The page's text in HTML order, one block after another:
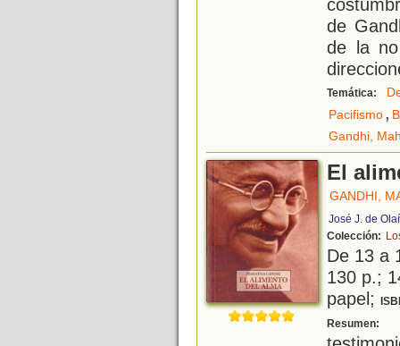
de
de la no
Temática:
Pacifismo,
Gandhi,
El
GANDHI,
José J. de
Colección:
De 13 a
130 p.;
papel;
Resumen: